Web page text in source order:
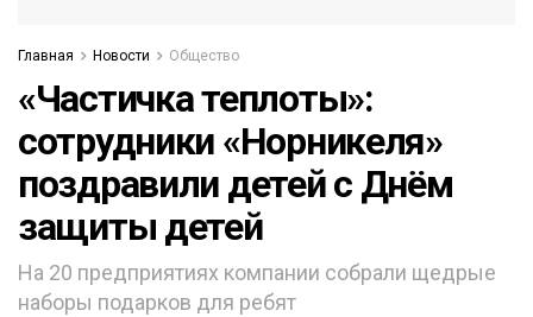
Главная Новости Общество
«Частичка теплоты»:
сотрудники «Норникеля»
поздравили детей с Днём
защиты детей
На 20 предприятиях компании собрали щедрые
наборы подарков для ребят